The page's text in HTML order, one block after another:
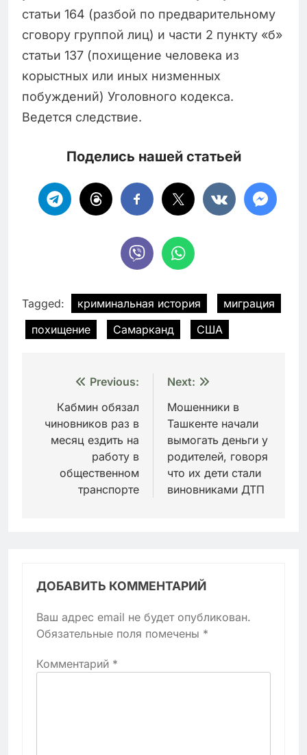
статьи 164 (разбой по предварительному
сговору группой лиц) и части 2 пункту «б»
статьи 137 (похищение человека из
корыстных или иных низменных
побуждений) Уголовного кодекса.
Ведется следствие.
Поделись нашей статьей
Tagged: криминальная история
миграция
похищение
Самарканд США
Навигация
записям
Previous:
Кабмин обязал
чиновников раз в
месяц ездить на
работу в
общественном
транспорте
Next:
Мошенники в
Ташкенте начали
вымогать деньги у
родителей, говоря
что их дети стали
виновниками ДТП
ДОБАВИТЬ КОММЕНТАРИЙ
Ваш адрес email не будет опубликован.
Обязательные поля помечены *
Комментарий *